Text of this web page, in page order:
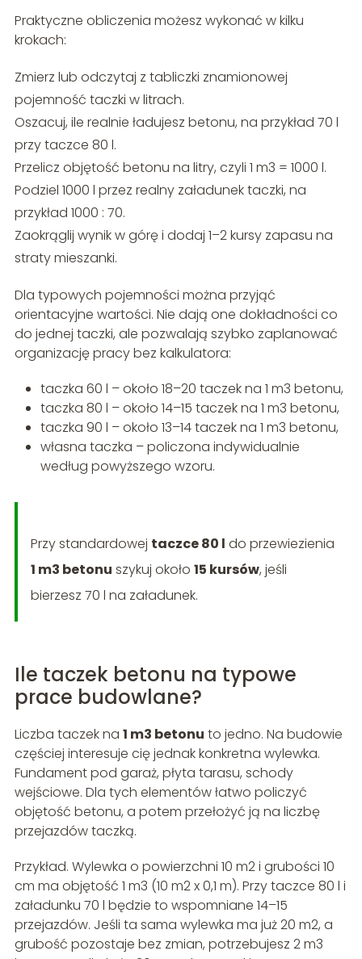
Praktyczne obliczenia możesz wykonać w kilku
krokach:
Zmierz lub odczytaj z tabliczki znamionowej
pojemność taczki w litrach.
Oszacuj, ile realnie ładujesz betonu, na przykład 70 l
przy taczce 80 l.
Przelicz objętość betonu na litry, czyli 1 m3 = 1000 l.
Podziel 1000 l przez realny załadunek taczki, na
przykład 1000 : 70.
Zaokrąglij wynik w górę i dodaj 1–2 kursy zapasu na
straty mieszanki.
Dla typowych pojemności można przyjąć
orientacyjne wartości. Nie dają one dokładności co
do jednej taczki, ale pozwalają szybko zaplanować
organizację pracy bez kalkulatora:
taczka 60 l – około 18–20 taczek na 1 m3 betonu,
taczka 80 l – około 14–15 taczek na 1 m3 betonu,
taczka 90 l – około 13–14 taczek na 1 m3 betonu,
własna taczka – policzona indywidualnie
według powyższego wzoru.
Przy standardowej taczce 80 l do przewiezienia
1 m3 betonu szykuj około 15 kursów, jeśli
bierzesz 70 l na załadunek.
Ile taczek betonu na typowe
prace budowlane?
Liczba taczek na 1 m3 betonu to jedno. Na budowie
częściej interesuje cię jednak konkretna wylewka.
Fundament pod garaż, płyta tarasu, schody
wejściowe. Dla tych elementów łatwo policzyć
objętość betonu, a potem przełożyć ją na liczbę
przejazdów taczką.
Przykład. Wylewka o powierzchni 10 m2 i grubości 10
cm ma objętość 1 m3 (10 m2 x 0,1 m). Przy taczce 80 l i
załadunku 70 l będzie to wspomniane 14–15
przejazdów. Jeśli ta sama wylewka ma już 20 m2, a
grubość pozostaje bez zmian, potrzebujesz 2 m3